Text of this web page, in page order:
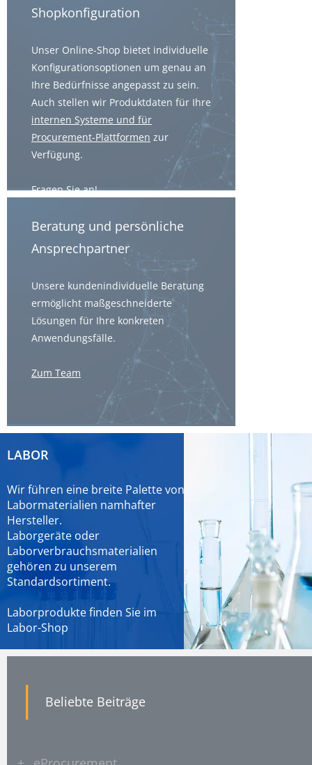
Shopkonfiguration
Unser Online-Shop bietet individuelle
Konfigurationsoptionen um genau an
Ihre Bedürfnisse angepasst zu sein.
Auch stellen wir Produktdaten für Ihre
internen Systeme und für
Procurement-Plattformen zur
Verfügung.
Fragen Sie an!
Beratung und persönliche
Ansprechpartner
Unsere kundenindividuelle Beratung
ermöglicht maßgeschneiderte
Lösungen für Ihre konkreten
Anwendungsfälle.
Zum Team
LABOR
Wir führen eine breite Palette von
Labormaterialien namhafter
Hersteller.
Laborgeräte oder
Laborverbrauchsmaterialien
gehören zu unserem
Standardsortiment.
Laborprodukte finden Sie im
Labor-Shop
| Beliebte Beiträge